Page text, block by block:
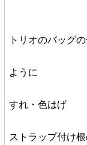
トリオのバッグ
ように
すれ・色はげ
ストラップ付け